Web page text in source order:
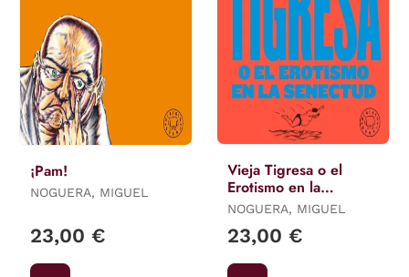
¡Pam!
NOGUERA, MIGUEL
23,00 €
Vieja Tigresa o el
Erotismo en la
Senectud, la
NOGUERA, MIGUEL
23,00 €